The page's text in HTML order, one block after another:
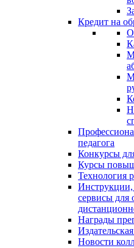
Кредит на
О
педагога
Конкурсы
Курсы
Технология
сервисы для
Награды
Новости